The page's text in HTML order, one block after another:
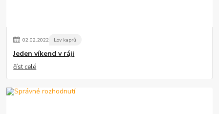
02.02.2022 Lov kaprů
Jeden víkend v ráji
číst celé